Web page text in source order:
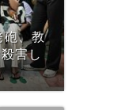
砲、教
害し